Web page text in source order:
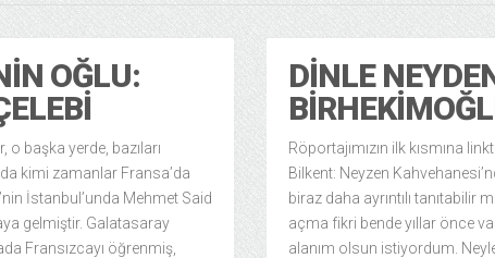
OĞLU:
başka yerde, bazıları
kimi zamanlar Fransa’da
İstanbul’unda Mehmet Said
gelmiştir. Galatasaray
Fransızcayı öğrenmiş,
DINLE
Röportajımızın ilk kısmına
Bilkent: Neyzen
biraz daha ayrıntılı tanıtabilir
açma fikri bende yıllar önce
alanım olsun istiyordum.